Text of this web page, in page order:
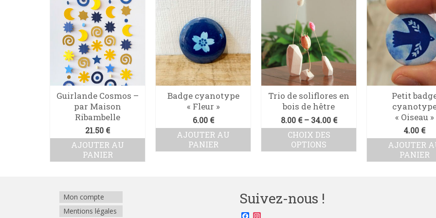
Guirlande Cosmos –
par Maison
Ribambelle
21.50 €
AJOUTER AU
PANIER
Badge cyanotype
« Fleur »
6.00 €
AJOUTER AU
PANIER
Trio de soliflores en
bois de hêtre
8.00 €– 34.00 €
CHOIX DES
OPTIONS
variations.
Les
Petit
« Oiseau »
4.00 €
AJOUTER
PANIER
Mon compte
Mentions légales
Suivez-nous !
Facebook